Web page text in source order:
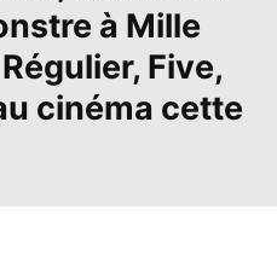
à Mille
Five,
cinéma cette